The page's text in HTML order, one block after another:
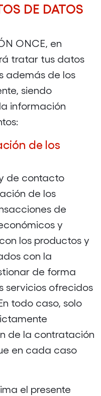
DE DATOS
ONCE, en
tratar tus datos
además de los
siendo
información
de los
de contacto
de los
de
y
los productos y
con la
de forma
servicios ofrecidos
todo caso, solo
de la contratación
en cada caso
el presente